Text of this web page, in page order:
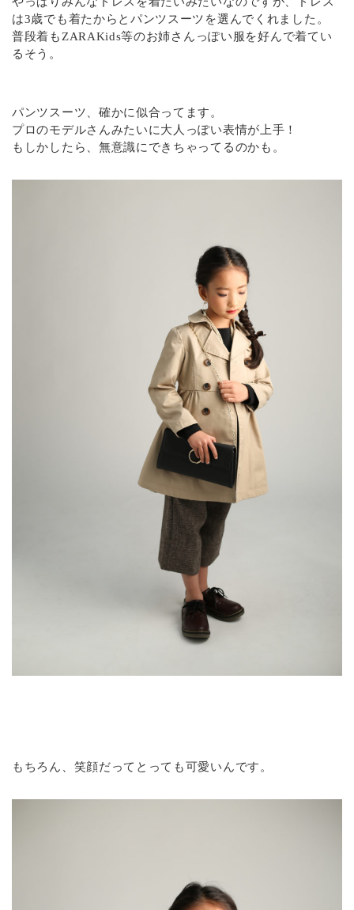
は3歳でも着たからとパンツスーツを選んでくれました。
普段着もZARAKids等のお姉さんっぽい服を好んで着てい
るそう。
パンツスーツ、確かに似合ってます。
プロのモデルさんみたいに大人っぽい表情が上手！
もしかしたら、無意識にできちゃってるのかも。
もちろん、笑顔だってとっても可愛いんです。